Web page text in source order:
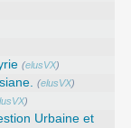
(elusVX)
(elusVX)
)
Urbaine et